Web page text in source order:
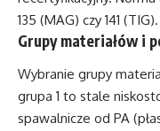
135 (MAG) czy 141 (TIG).
Grupy materiałów i
Wybranie grupy
grupa 1 to stale
spawalnicze od PA